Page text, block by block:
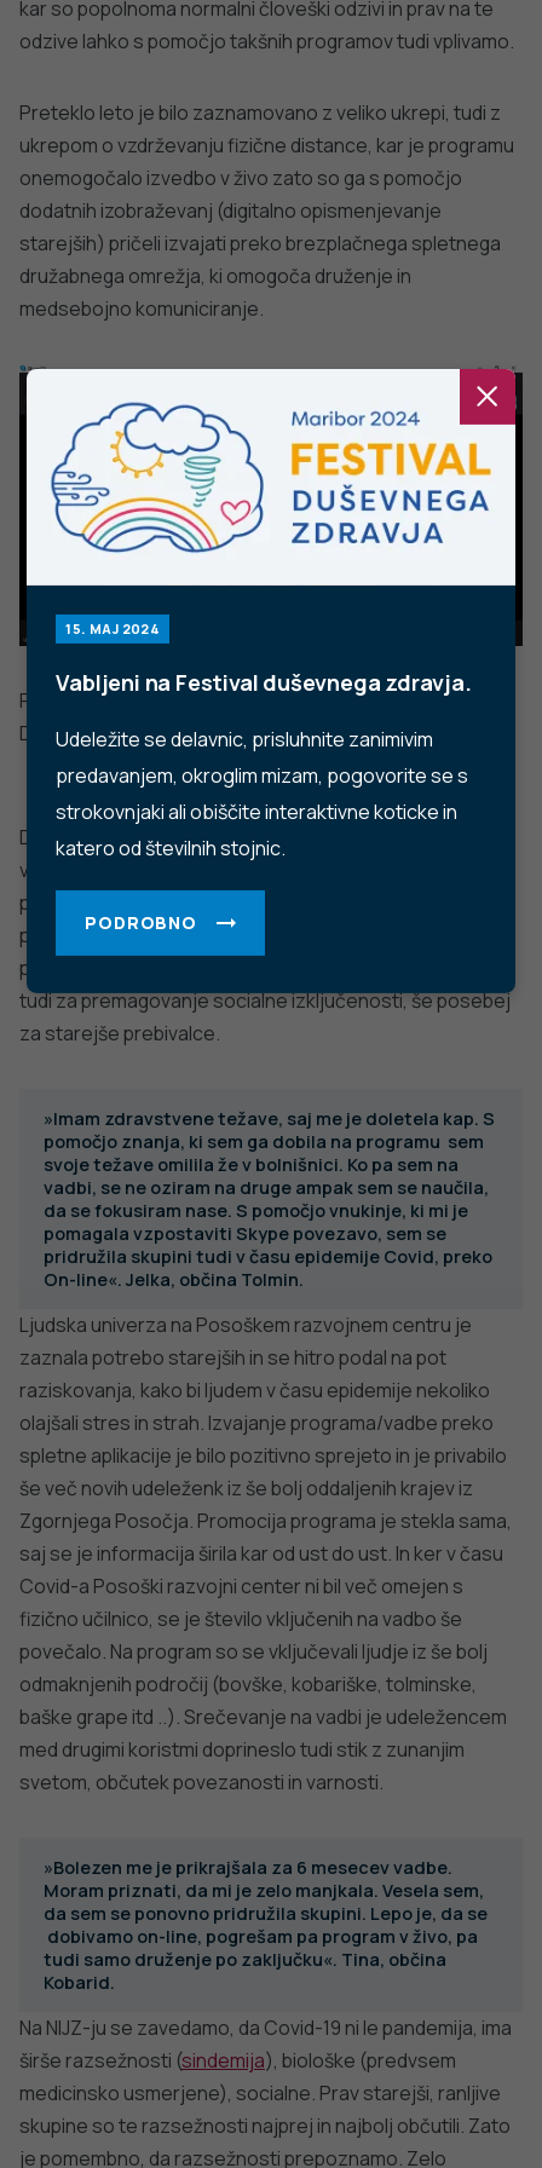
javno
zdravje
NALEZLJIVE BOLEZNI
Tedensko spremljanje respiratornega
sincicijskega virusa (RSV)
PODROBNO
Trubarjeva cesta 2, 1000 Ljubljana
Telefon: +386 1 2441 400
Faks: +386 1 2441 447
E-pošta:info@nijz.si
Center za komuniciranje:
Politika varstva osebnih podatkov
Pogoji uporabe spletnega mesta
Politika piškotkov
Izjava o dostopnosti
© 2022 Nacionalni Inštitut za javno zdravje RS. Uporaba
in objava podatkov je dovoljena le z navedbo vira.
Produkcija:
Stopite v stik z nami
POŠLJI VPRAŠANJE
Facebook Twitter
Ta spletna stran uporablja piškotke. Obvezni piškotki in
piškotki, ki ne obdelujejo osebnih podatkov, so že nameščeni.
Z vašim soglasjem pa vam bomo naložili tudi piškotke za
izboljšanje vaše uporabniške izkušnje. Več informacij o
piškotkih si lahko preberite na strani Piškotki, kjer lahko tudi
urejate nastavitve.